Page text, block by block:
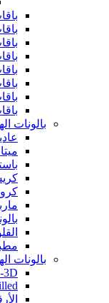
بالونات
بالونات
3D-الدوائر (orbz)